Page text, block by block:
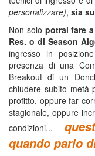
personalizzare), sia
Non solo potrai fare
Res. o di Season
ingresso in
presenza di una
Breakout di un
chiudere subito metà
profitto, oppure far
stagionale, oppure
condizioni...
quando parlo